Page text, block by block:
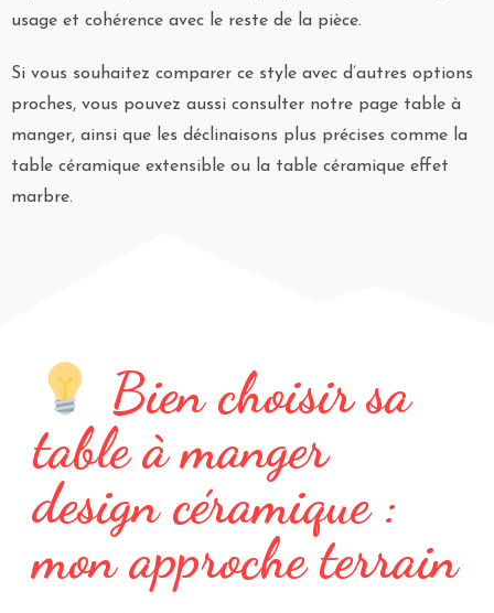
usage et cohérence avec le reste de la pièce.
Si vous souhaitez comparer ce style avec d’autres options
proches, vous pouvez aussi consulter notre page table à
manger, ainsi que les déclinaisons plus précises comme la
table céramique extensible ou la table céramique effet
marbre.
Bien choisir sa
table à manger
design céramique :
mon approche terrain